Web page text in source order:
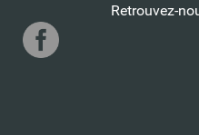
Retrouvez-